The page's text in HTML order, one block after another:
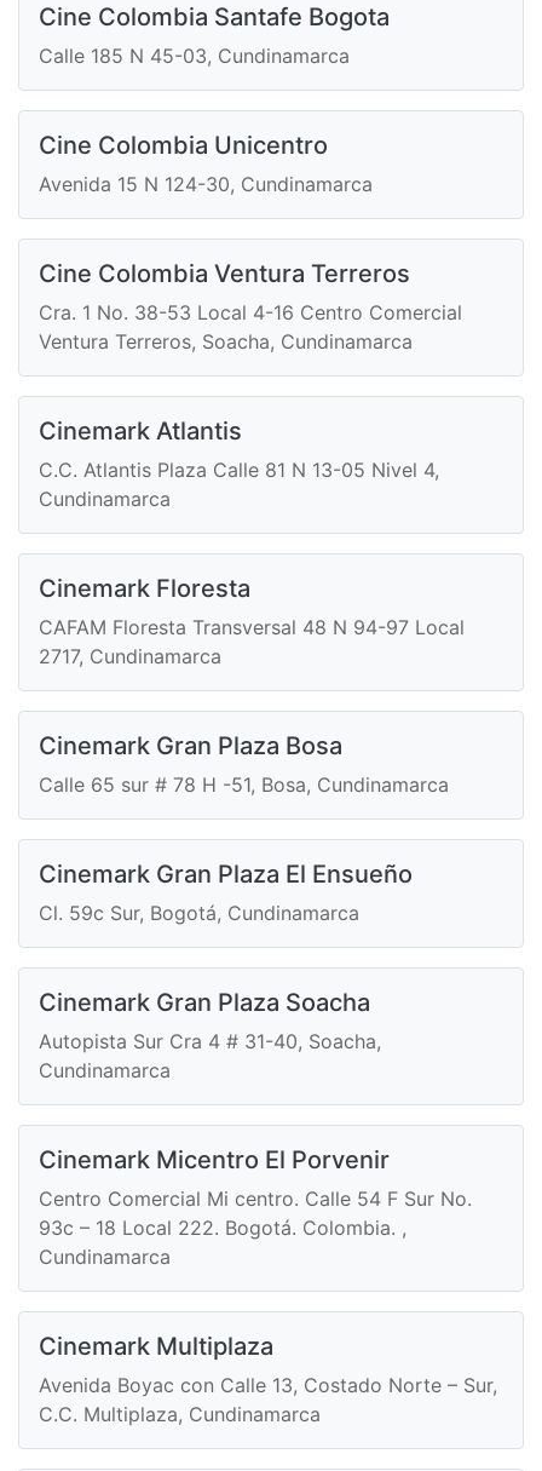
Cine Colombia Santafe Bogota
Calle 185 N 45-03, Cundinamarca
Cine Colombia Unicentro
Avenida 15 N 124-30, Cundinamarca
Cine Colombia Ventura Terreros
Cra. 1 No. 38-53 Local 4-16 Centro Comercial
Ventura Terreros, Soacha, Cundinamarca
Cinemark Atlantis
C.C. Atlantis Plaza Calle 81 N 13-05 Nivel 4,
Cundinamarca
Cinemark Floresta
CAFAM Floresta Transversal 48 N 94-97 Local
2717, Cundinamarca
Cinemark Gran Plaza Bosa
Calle 65 sur # 78 H -51, Bosa, Cundinamarca
Cinemark Gran Plaza El Ensueño
Cl. 59c Sur, Bogotá, Cundinamarca
Cinemark Gran Plaza Soacha
Autopista Sur Cra 4 # 31-40, Soacha,
Cundinamarca
Cinemark Micentro El Porvenir
Centro Comercial Mi centro. Calle 54 F Sur No.
93c – 18 Local 222. Bogotá. Colombia. ,
Cundinamarca
Cinemark Multiplaza
Avenida Boyac con Calle 13, Costado Norte – Sur,
C.C. Multiplaza, Cundinamarca